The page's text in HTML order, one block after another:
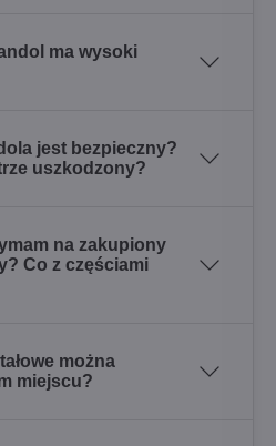
ma wysoki
jest bezpieczny?
uszkodzony?
na zakupiony
Co z częściami
można
miejscu?